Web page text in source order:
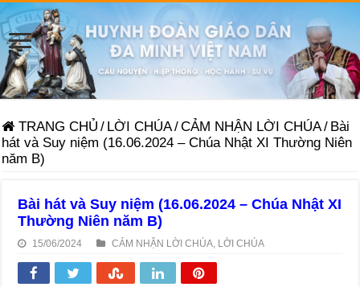
TRANG CHỦ / LỜI CHÚA/CẢM NHẬN LỜI CHÚA/ Bài
hát và Suy niệm (16.06.2024 – Chúa Nhật XI Thường Niên
năm B)
Bài hát và Suy niệm (16.06.2024 – Chúa Nhật XI
Thường Niên năm B)
15/06/2024 CẢM NHẬN LỜI CHÚA LỜI CHÚA